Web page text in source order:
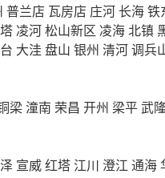
普兰店 瓦房店 庄河 长海铁
凌河松山新区 凌海北镇
大洼 盘山 银州 清河调兵
梁潼南 荣昌 开州 梁平武
宣威红塔 江川 澄江 通海